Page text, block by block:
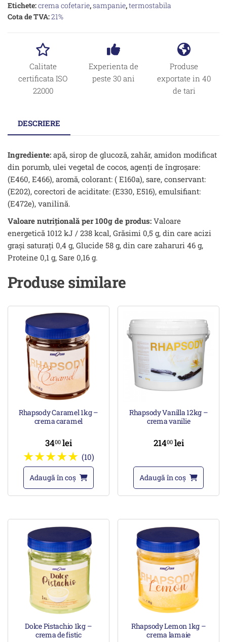
Etichete:crema cofetarie,sampanie,termostabila
Cota de TVA:21%
Calitate
certificata ISO
22000
Experienta de
peste 30 ani
Produse
exportate in 40
de tari
DESCRIERE
Ingrediente: apă, sirop de glucoză, zahăr, amidon modificat
din porumb, ulei vegetal de cocos, agenți de îngroșare:
(E460, E466), aromă, colorant: ( E160a), sare, conservant:
(E202), corectori de aciditate: (E330, E516), emulsifiant:
(E472e), vanilină.
Valoare nutrițională per 100g de produs: Valoare
energetică 1012 kJ / 238 kcal, Grăsimi 0,5 g, din care acizi
grași saturați 0,4 g, Glucide 58 g, din care zaharuri 46 g,
Proteine 0,1 g, Sare 0,16 g.
Produse similare
Rhapsody Caramel 1kg –
crema caramel
3400 lei
(10)
Adaugă în coș
Rhapsody Vanilla 12kg –
crema vanilie
21400 lei
Adaugă în coș
Dolce Pistachio 1kg –
crema de fistic
Rhapsody Lemon 1kg –
crema lamaie